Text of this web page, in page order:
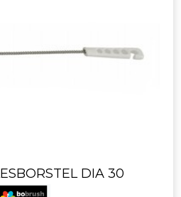
DIA 30